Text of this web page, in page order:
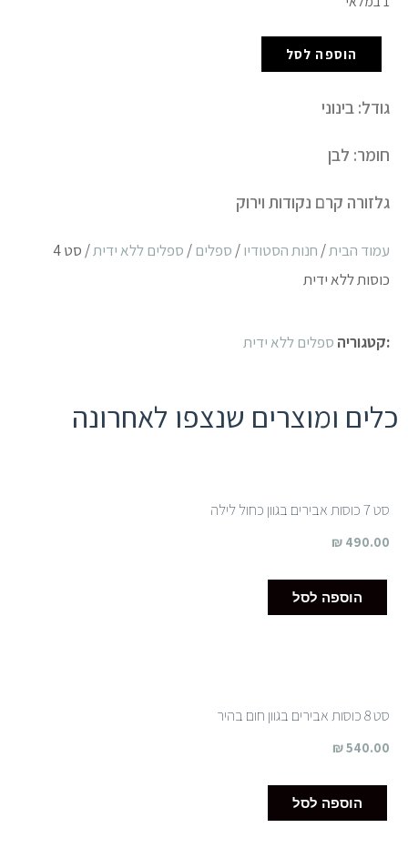
הוספה לסל
גודל: בינוני
חומר: לבן
גלזורה קרם נקודות וירוק
עמוד הבית/ חנות הסטודיו/ ספלים/ ספלים ללא ידית
/ סט 4
כוסות ללא ידית
:קטגוריה ספלים ללא ידית
כלים ומוצרים שנצפו לאחרונה
סט 7 כוסות אבירים בגוון כחול לילה
₪ 490.00
הוספה לסל
סט 8 כוסות אבירים בגוון חום בהיר
₪540.00
הוספה לסל